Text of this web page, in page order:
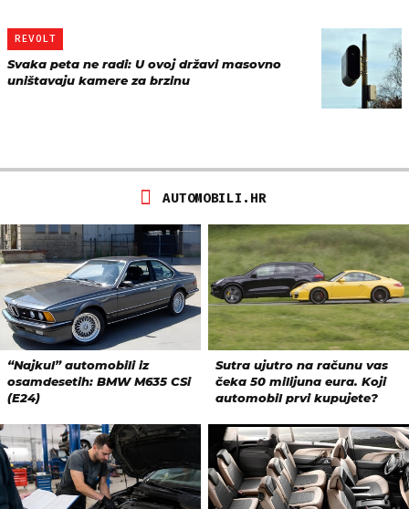
REVOLT
Svaka peta ne radi: U ovoj državi masovno
uništavaju kamere za brzinu